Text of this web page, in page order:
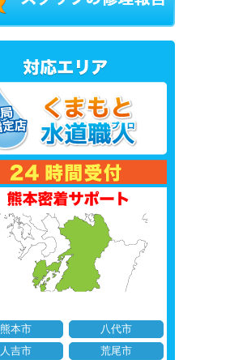
熊本市
八代市
人吉市
荒尾市